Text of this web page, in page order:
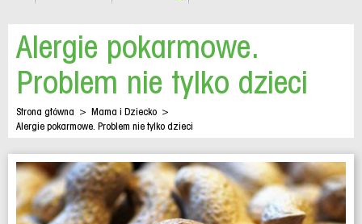
Alergie pokarmowe.
Problem nie tylko dzieci
Strona główna > Mama i Dziecko >
Alergie pokarmowe. Problem nie tylko dzieci